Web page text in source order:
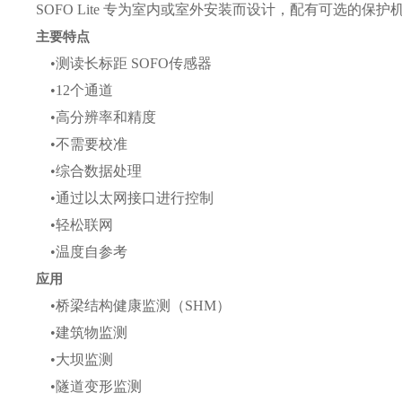
SOFO Lite 专为室内或室外安装而设计，配有可选的保护
主要特点
•测读长标距 SOFO传感器
•12个通道
•高分辨率和精度
•不需要校准
•综合数据处理
•通过以太网接口进行控制
•轻松联网
•温度自参考
应用
•桥梁结构健康监测（SHM）
•建筑物监测
•大坝监测
•隧道变形监测